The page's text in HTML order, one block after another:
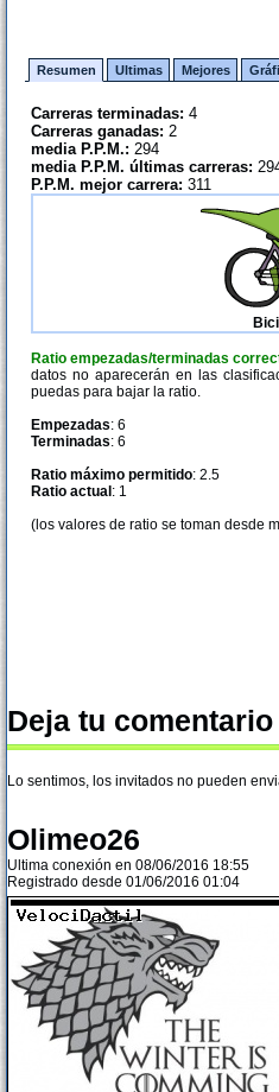
Resumen Ultimas Mejores
Carreras terminadas: 4
Carreras ganadas: 2
media P.P.M.: 294
media P.P.M. últimas carreras:
P.P.M. mejor carrera: 311
Ratio empezadas/terminadas
datos no aparecerán en las
puedas para bajar la ratio.
Empezadas: 6
Terminadas: 6
Ratio máximo permitido: 2.5
Ratio actual : 1
(los valores de ratio se toman desde
Deja tu
Lo sentimos, los invitados no pueden
Olimeo26
Ultima conexión en 08/06/2016 18:55
Registrado desde 01/06/2016 01:04